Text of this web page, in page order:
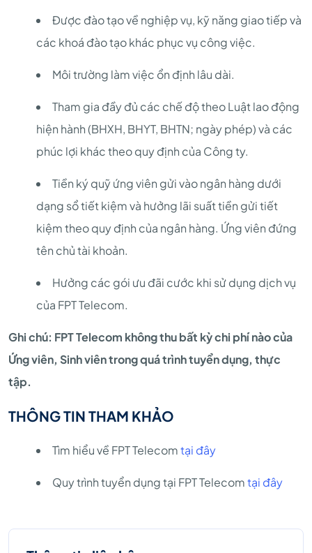
Được đào tạo về nghiệp vụ, kỹ năng giao tiếp và
các khoá đào tạo khác phục vụ công việc.
Môi trường làm việc ổn định lâu dài.
Tham gia đầy đủ các chế độ theo Luật lao động
hiện hành (BHXH, BHYT, BHTN; ngày phép) và các
phúc lợi khác theo quy định của Công ty.
Tiền ký quỹ ứng viên gửi vào ngân hàng dưới
dạng sổ tiết kiệm và hưởng lãi suất tiền gửi tiết
kiệm theo quy định của ngân hàng. Ứng viên đứng
tên chủ tài khoản.
Hưởng các gói ưu đãi cước khi sử dụng dịch vụ
của FPT Telecom.
Ghi chú: FPT Telecom không thu bất kỳ chi phí nào của
Ứng viên, Sinh viên trong quá trình tuyển dụng, thực
tập.
THÔNG TIN THAM KHẢO
Tìm hiểu về FPT Telecomtại đây
Quy trình tuyển dụng tại FPT Telecomtại đây